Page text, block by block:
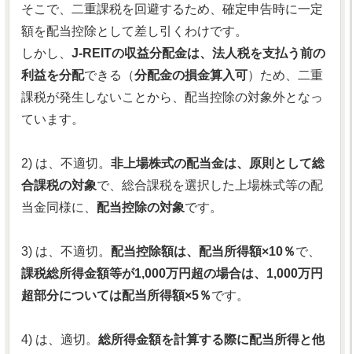
そこで、二重課税を回避するため、確定申告時に一定
額を配当控除として差し引くわけです。
しかし、 J-REITの収益分配金は、法人税を支払う前の
利益を分配できる（分配金の損金算入可）ため、二重
課税が発生しないことから、配当控除の対象外となっ
ています。
2) は、不適切。 非上場株式の配当金は、原則として総
合課税の対象で、総合課税を選択した上場株式等の配
当金同様に、 配当控除の対象です。
3) は、不適切。 配当控除額は、配当所得額×10％で、
課税総所得金額等が1,000万円超の場合は、1,000万円
超部分については配当所得額×5％です。
4) は、適切。 総所得金額を計算する際に配当所得と他